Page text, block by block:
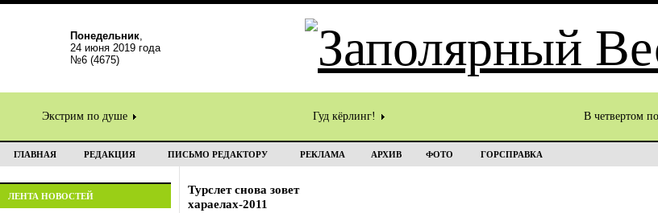
Понедельник,
24 июня 2019 года
№6 (4675)
Экстрим по душе Гуд кёрлинг! В четвертом
ГЛАВНАЯ РЕДАКЦИЯ ПИСЬМО РЕДАКТОРУ РЕКЛАМА АРХИВ ФОТО ГОРСПРАВКА
ЛЕНТА НОВОСТЕЙ
Турслет снова зовет
хараелах-2011